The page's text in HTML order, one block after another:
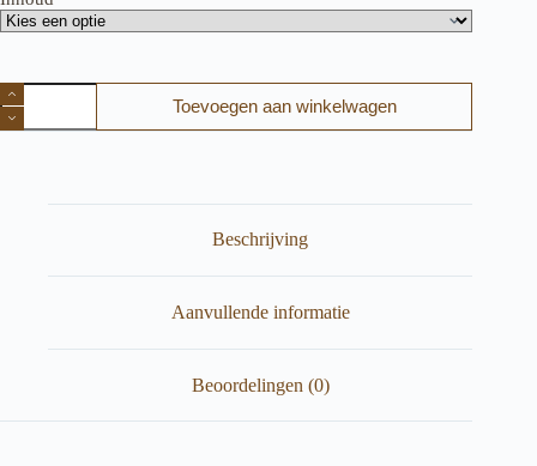
Multi
Use
Butter
Toevoegen aan winkelwagen
Beschrijving
Aanvullende informatie
Beoordelingen (0)